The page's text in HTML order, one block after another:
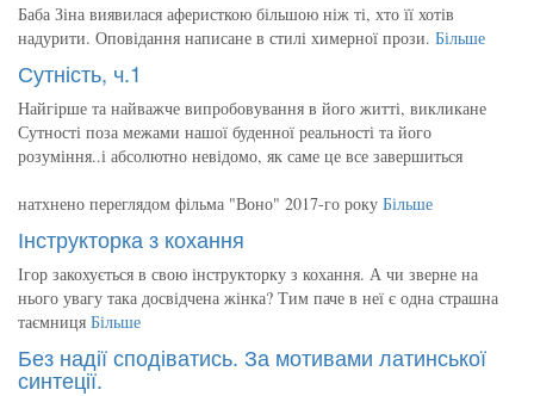
Баба Зіна виявилася аферисткою більшою ніж ті, хто її хотів
надурити. Оповідання написане в стилі химерної прози. Більше
Сутність, ч.1
Найгірше та найважче випробовування в його житті, викликане
Сутності поза межами нашої буденної реальності та його
розуміння..і абсолютно невідомо, як саме це все завершиться
натхнено переглядом фільма "Воно" 2017-го року Більше
Інструкторка з кохання
Ігор закохується в свою інструкторку з кохання. А чи зверне на
нього увагу така досвідчена жінка? Тим паче в неї є одна страшна
таємниця Більше
Без надії сподіватись. За мотивами латинської
синтеції.